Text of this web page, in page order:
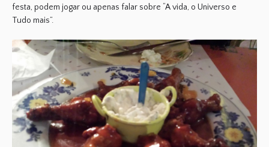
festa, podem jogar ou apenas falar sobre “A vida, o Universo e
Tudo mais”.